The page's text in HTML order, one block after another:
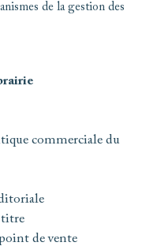
de la gestion des
commerciale du
titre
de vente